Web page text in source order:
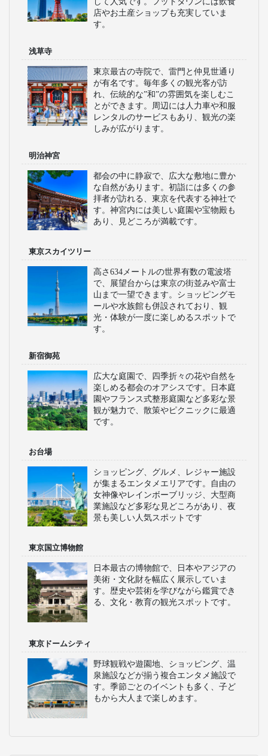
店やお土産ショップも充実していま
す。
浅草寺
東京最古の寺院で、雷門と仲見世通り
が有名です。毎年多くの観光客が訪
れ、伝統的な”和”の雰囲気を楽しむこ
とができます。周辺には人力車や和服
レンタルのサービスもあり、観光の楽
しみが広がります。
明治神宮
都会の中に静寂で、広大な敷地に豊か
な自然があります。初詣には多くの参
拝者が訪れる、東京を代表する神社で
す。神宮内には美しい庭園や宝物殿も
あり、見どころが満載です。
東京スカイツリー
高さ634メートルの世界有数の電波塔
で、展望台からは東京の街並みや富士
山まで一望できます。ショッピングモ
ールや水族館も併設されており、観
光・体験が一度に楽しめるスポットで
す。
新宿御苑
広大な庭園で、四季折々の花や自然を
楽しめる都会のオアシスです。日本庭
園やフランス式整形庭園など多彩な景
観が魅力で、散策やピクニックに最適
です。
お台場
ショッピング、グルメ、レジャー施設
が集まるエンタメエリアです。自由の
女神像やレインボーブリッジ、大型商
業施設など多彩な見どころがあり、夜
景も美しい人気スポットです
東京国立博物館
日本最古の博物館で、日本やアジアの
美術・文化財を幅広く展示していま
す。歴史や芸術を学びながら鑑賞でき
る、文化・教育の観光スポットです。
東京ドームシティ
野球観戦や遊園地、ショッピング、温
泉施設などが揃う複合エンタメ施設で
す。季節ごとのイベントも多く、子ど
もから大人まで楽しめます。